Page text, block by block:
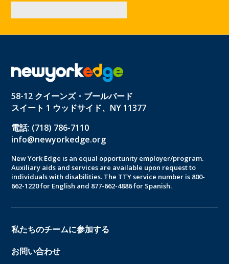
58-12 クイーンズ・ブールバード
スイート 1 ウッドサイド、NY 11377
電話: (718) 786-7110
info@newyorkedge.org
New York Edge is an equal opportunity employer/program.
Auxiliary aids and services are available upon request to
individuals with disabilities. The TTY service number is 800-
662-1220 for English and 877-662-4886 for Spanish.
私たちのチームに参加する
お問い合わせ